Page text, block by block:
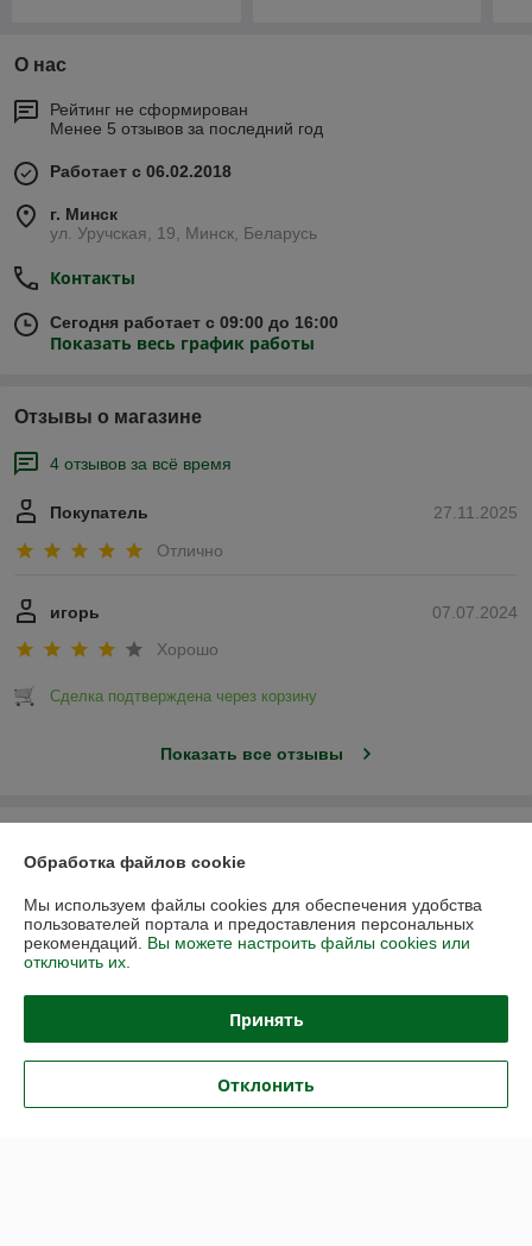
О нас
Рейтинг не сформирован
Менее 5 отзывов за последний год
Работает с 06.02.2018
г. Минск
ул. Уручская, 19, Минск, Беларусь
Контакты
Сегодня работает с 09:00 до 16:00
Показать весь график работы
Отзывы о магазине
4 отзывов за всё время
27.11.2025
Покупатель
Отлично
07.07.2024
игорь
Хорошо
Сделка подтверждена через корзину
Показать все отзывы
Доставка и оплата
График работы
Полная версия сайта
Политика обработки cookies
Обработка файлов cookie
Мы используем файлы cookies для обеспечения удобства
пользователей портала и предоставления персональных
рекомендаций. Вы можете настроить файлы cookies или
отключить их.
Принять
Отклонить